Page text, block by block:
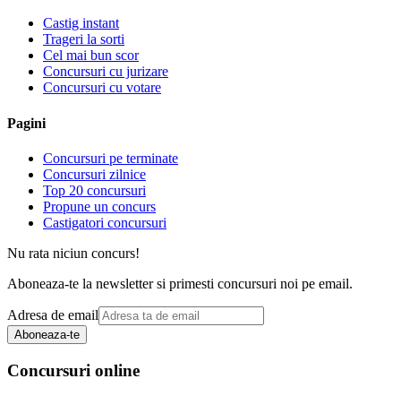
Castig instant
Trageri la sorti
Cel mai bun scor
Concursuri cu jurizare
Concursuri cu votare
Pagini
Concursuri pe terminate
Concursuri zilnice
Top 20 concursuri
Propune un concurs
Castigatori concursuri
Nu rata niciun concurs!
Aboneaza-te la newsletter si primesti concursuri noi pe email.
Adresa de email
Aboneaza-te
Concursuri online